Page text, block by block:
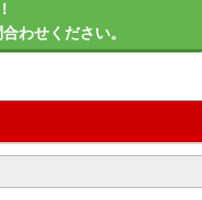
わせください。